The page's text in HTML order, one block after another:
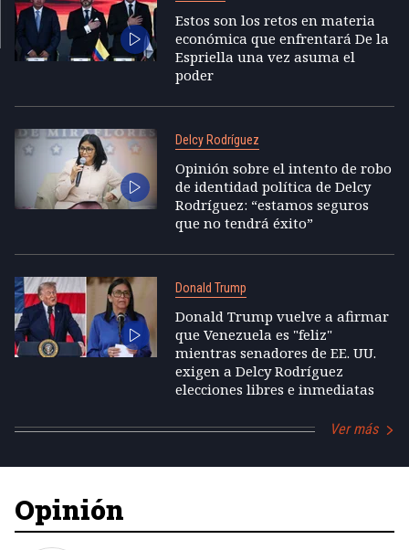
Estos son los retos en materia
económica que enfrentará De la
Espriella una vez asuma el
poder
Delcy Rodríguez
Opinión sobre el intento de robo
de identidad política de Delcy
Rodríguez: “estamos seguros
que no tendrá éxito”
Donald Trump
Donald Trump vuelve a afirmar
que Venezuela es "feliz"
mientras senadores de EE. UU.
exigen a Delcy Rodríguez
elecciones libres e inmediatas
Ver más
Opinión